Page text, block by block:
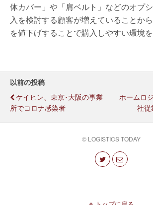
体カバー」や「肩ベルト」などのオプ
入を検討する顧客が増えていることか
を値下げすることで購入しやすい環境を
以前の投稿
ケイヒン、東京･大阪の事業
所でコロナ感染者
ホームロ
社従
© LOGISTICS TODAY